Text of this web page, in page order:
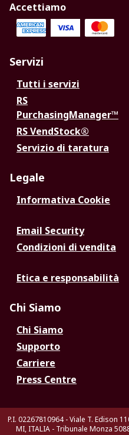
Accettiamo
Servizi
Tutti i servizi
RS
PurchasingManager™
RS VendStock®
Servizio di taratura
Legale
Informativa Cookie
Email Security
Condizioni di vendita
Etica e responsabilità
Chi Siamo
Chi Siamo
Supporto
Carriere
Press Centre
P.I. 02267810964 - Viale T. Edison
MI, ITALIA - Tribunale Monza